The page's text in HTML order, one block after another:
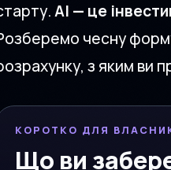
AI — це
чесну
з яким ви
КОРОТКО ДЛЯ
Що ви